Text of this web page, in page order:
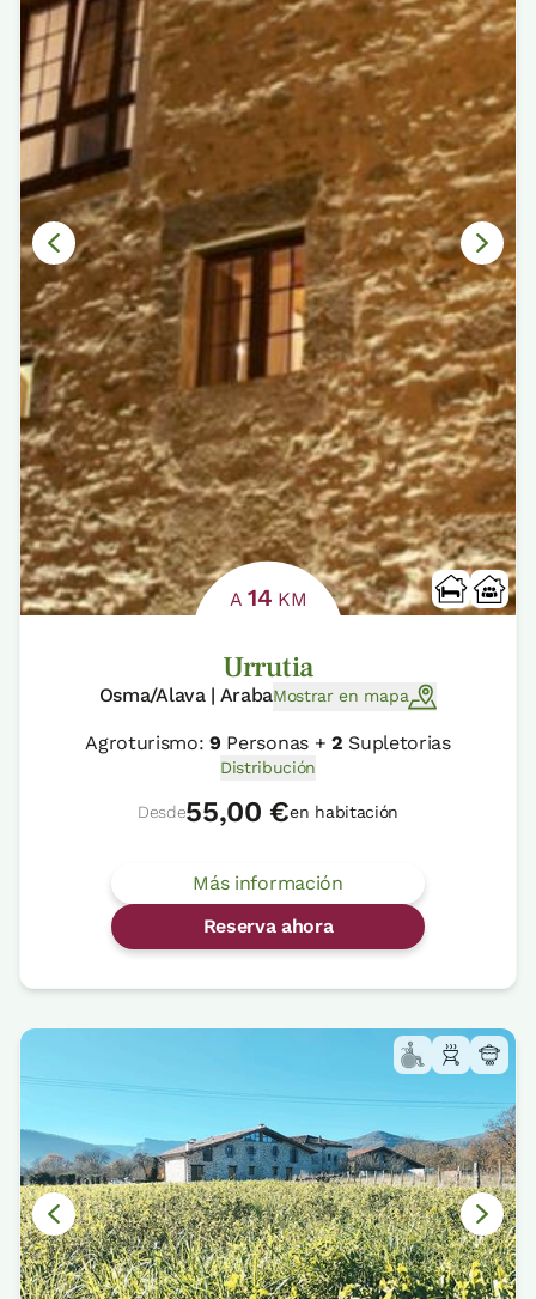
A 14 KM
Urrutia
Osma/Alava | ArabaMostrar en mapa
Agroturismo:9 Personas + 2 Supletorias
Distribución
Desde55,00 €en habitación
Más información
Reserva ahora